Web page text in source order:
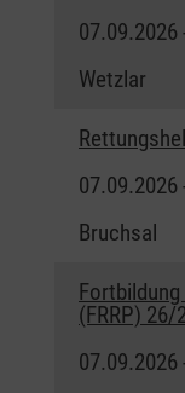
07.09.2026
Wetzlar
07.09.2026
Bruchsal
(FRRP) 26/
07.09.2026